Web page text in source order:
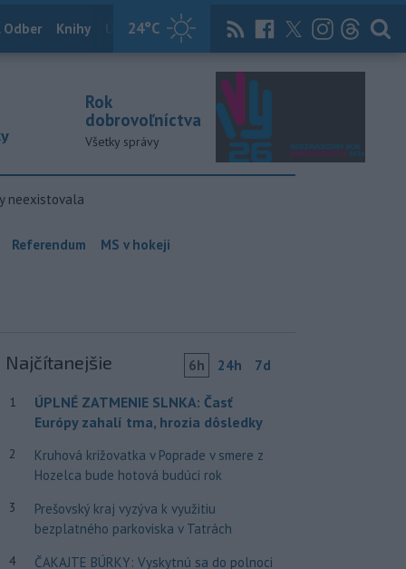
24°C
Odber Knihy Útulkovo Magazín News Now Archív
Rok
dobrovoľníctva
Všetky správy
neexistovala
Referendum MS v hokeji
Najčítanejšie 6h 24h 7d
1
ÚPLNÉ ZATMENIE SLNKA: Časť
Európy zahalí tma, hrozia dôsledky
2
Kruhová križovatka v Poprade v smere z
Hozelca bude hotová budúci rok
3
Prešovský kraj vyzýva k využitiu
bezplatného parkoviska v Tatrách
4
ČAKAJTE BÚRKY: Vyskytnú sa do polnoci